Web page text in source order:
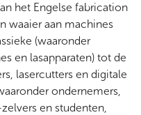
het Engelse fabrication
waaier aan machines
(waaronder
en lasapparaten) tot de
lasercutters en digitale
ondernemers,
en studenten,